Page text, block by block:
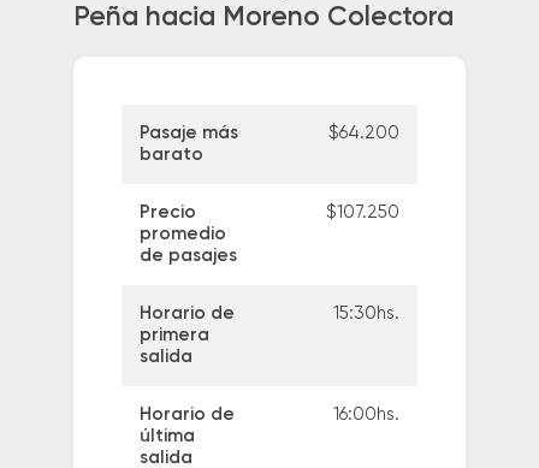
Peña hacia Moreno Colectora
Pasaje más
barato
$64.200
Precio
promedio
de pasajes
$107.250
Horario de
primera
salida
15:30hs.
Horario de
última
salida
16:00hs.